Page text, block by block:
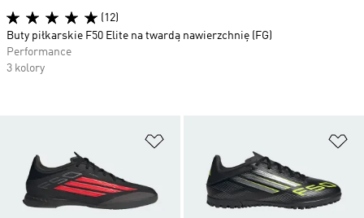
(12)
Buty piłkarskie F50 Elite na twardą nawierzchnię (FG)
Performance
3 kolory